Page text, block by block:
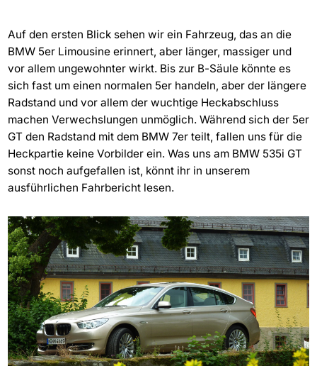
Auf den ersten Blick sehen wir ein Fahrzeug, das an die
BMW 5er Limousine erinnert, aber länger, massiger und
vor allem ungewohnter wirkt. Bis zur B-Säule könnte es
sich fast um einen normalen 5er handeln, aber der längere
Radstand und vor allem der wuchtige Heckabschluss
machen Verwechslungen unmöglich. Während sich der 5er
GT den Radstand mit dem BMW 7er teilt, fallen uns für die
Heckpartie keine Vorbilder ein. Was uns am BMW 535i GT
sonst noch aufgefallen ist, könnt ihr in unserem
ausführlichen Fahrbericht lesen.